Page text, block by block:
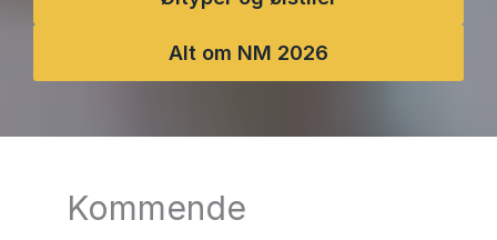
Alt om NM 2026
Kommende